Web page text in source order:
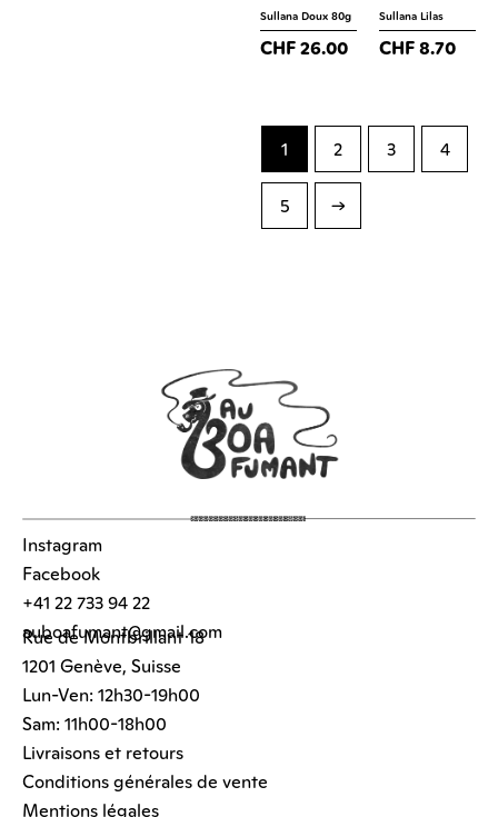
Sullana Doux 80g
CHF26.00
Sullana Lilas
CHF8.70
1 2 3 4
5 →
Instagram
Facebook
+41 22 733 94 22
auboafumant@gmail.com
Rue de Montbrillant 18
1201 Genève, Suisse
Lun-Ven: 12h30-19h00
Sam: 11h00-18h00
Livraisons et retours
Conditions générales de vente
Mentions légales